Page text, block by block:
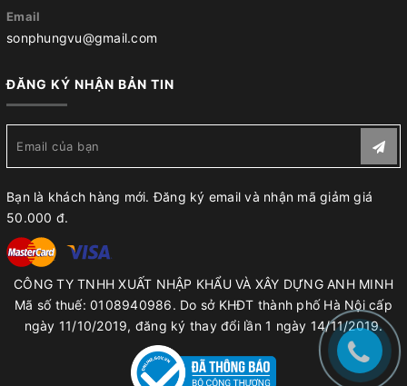
Email
sonphungvu@gmail.com
ĐĂNG KÝ NHẬN BẢN TIN
Bạn là khách hàng mới. Đăng ký email và nhận mã giảm giá
50.000 đ.
CÔNG TY TNHH XUẤT NHẬP KHẨU VÀ XÂY DỰNG ANH MINH
Mã số thuế: 0108940986. Do sở KHĐT thành phố Hà Nội cấp
ngày 11/10/2019, đăng ký thay đổi lần 1 ngày 14/11/2019.